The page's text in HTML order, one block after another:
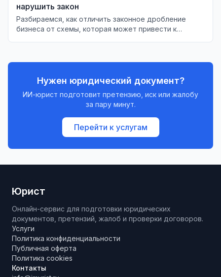
нарушить закон
Разбираемся, как отличить законное дробление
бизнеса от схемы, которая может привести к
Нужен юридический документ?
ИИ-юрист подготовит претензию, иск или жалобу
за пару минут.
Перейти к услугам
Юрист
Онлайн-сервис для подготовки юридических
документов, претензий, жалоб и проверки договоров.
Услуги
Политика конфиденциальности
Публичная оферта
Политика cookies
Контакты